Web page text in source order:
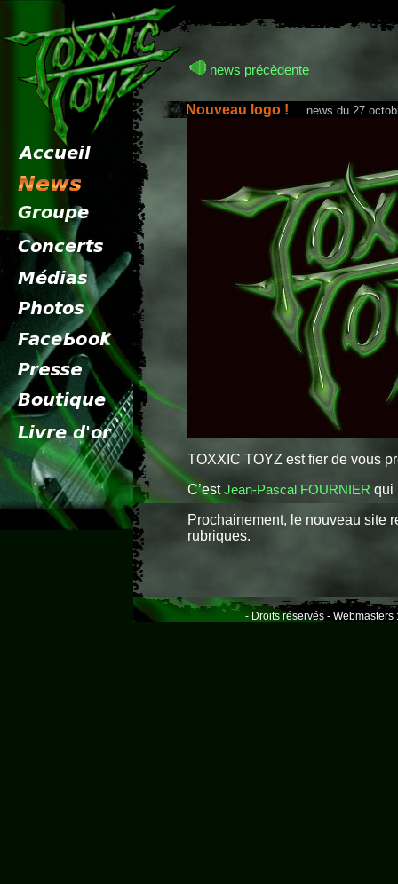
news précèdente
Nouveau logo ! news du 27
TOXXIC TOYZ est fier de vous
C’estJean-Pascal FOURNIER qui
Prochainement, le nouveau site
rubriques.
- Droits réservés - Webmasters